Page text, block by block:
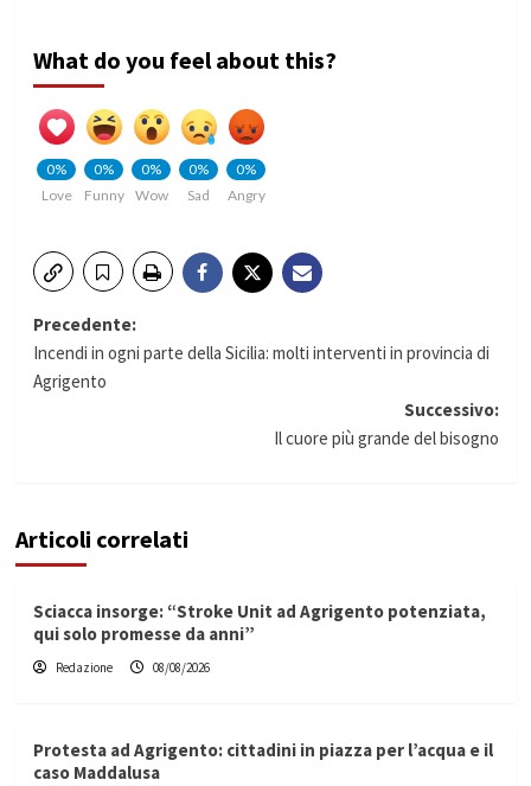
What do you feel about this?
0%
Love
0%
Funny
0%
Wow
0%
Sad
0%
Angry
Navigazione
articolo
Precedente:
Incendi in ogni parte della Sicilia: molti interventi in provincia di
Agrigento
Successivo:
Il cuore più grande del bisogno
Articoli correlati
Sciacca insorge: “Stroke Unit ad Agrigento potenziata,
qui solo promesse da anni”
Redazione 08/08/2026
Protesta ad Agrigento: cittadini in piazza per l’acqua e il
caso Maddalusa